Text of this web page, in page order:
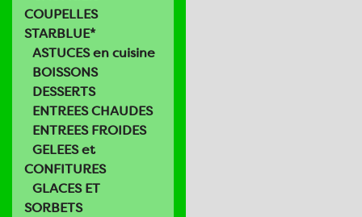
COUPELLES
STARBLUE*
ASTUCES en cuisine
BOISSONS
DESSERTS
ENTREES CHAUDES
ENTREES FROIDES
GELEES et
CONFITURES
GLACES ET
SORBETS